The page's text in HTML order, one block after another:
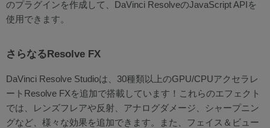
のプラグインを作成して、DaVinci ResolveのJavaScript APIを
使用できます。
さらなるResolve FX
DaVinci Resolve Studioは、30種類以上のGPU/CPUアクセラレ
ートResolve FXを追加で搭載しています！これらのエフェクト
では、レンズフレアや反射、アナログダメージ、シャープニン
グなど、様々な効果を追加できます。また、フェイス＆ビュー